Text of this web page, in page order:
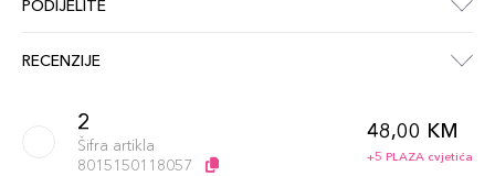
PODIJELITE
RECENZIJE
2
Šifra artikla
8015150118057
48,00 KM
+5 PLAZA cvjetića